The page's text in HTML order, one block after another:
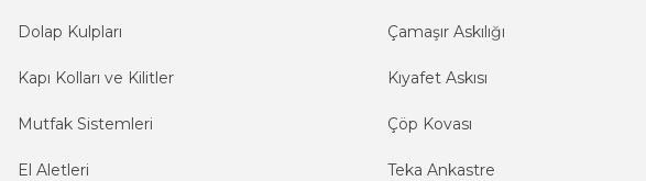
Dolap Kulpları
Kapı Kolları ve Kilitler
Mutfak Sistemleri
El Aletleri
Çamaşır Askılığı
Kıyafet Askısı
Çöp Kovası
Teka Ankastre